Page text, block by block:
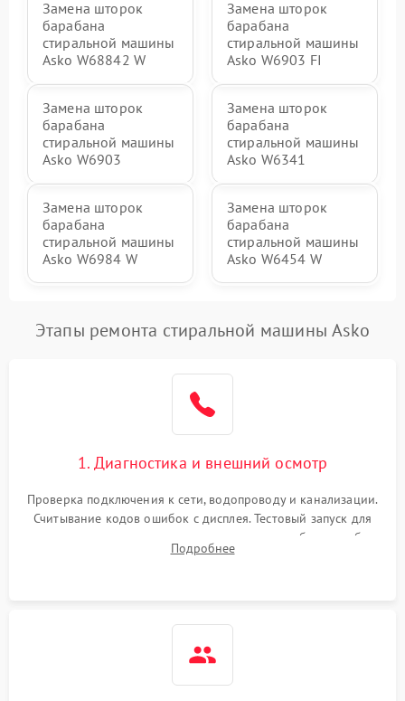
Замена шторок
барабана
стиральной машины
Asko W68842 W
Замена шторок
барабана
стиральной машины
Asko W6903 FI
Замена шторок
барабана
стиральной машины
Asko W6903
Замена шторок
барабана
стиральной машины
Asko W6341
Замена шторок
барабана
стиральной машины
Asko W6984 W
Замена шторок
барабана
стиральной машины
Asko W6454 W
Этапы ремонта стиральной машины Asko
1. Диагностика и внешний осмотр
Проверка подключения к сети, водопроводу и канализации.
Считывание кодов ошибок с дисплея. Тестовый запуск для
выявления посторонних шумов, протечек или сбоев в работе
электронного модуля управления.
Подробнее